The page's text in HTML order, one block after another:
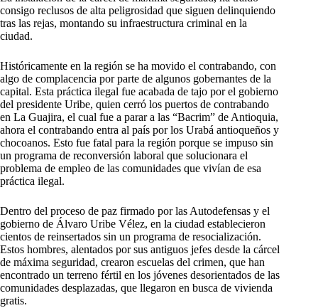
consigo reclusos de alta peligrosidad que siguen delinquiendo
tras las rejas, montando su infraestructura criminal en la
ciudad.
Históricamente en la región se ha movido el contrabando, con
algo de complacencia por parte de algunos gobernantes de la
capital. Esta práctica ilegal fue acabada de tajo por el gobierno
del presidente Uribe, quien cerró los puertos de contrabando
en La Guajira, el cual fue a parar a las “Bacrim” de Antioquia,
ahora el contrabando entra al país por los Urabá antioqueños y
chocoanos. Esto fue fatal para la región porque se impuso sin
un programa de reconversión laboral que solucionara el
problema de empleo de las comunidades que vivían de esa
práctica ilegal.
Dentro del proceso de paz firmado por las Autodefensas y el
gobierno de Álvaro Uribe Vélez, en la ciudad establecieron
cientos de reinsertados sin un programa de resocialización.
Estos hombres, alentados por sus antiguos jefes desde la cárcel
de máxima seguridad, crearon escuelas del crimen, que han
encontrado un terreno fértil en los jóvenes desorientados de las
comunidades desplazadas, que llegaron en busca de vivienda
gratis.